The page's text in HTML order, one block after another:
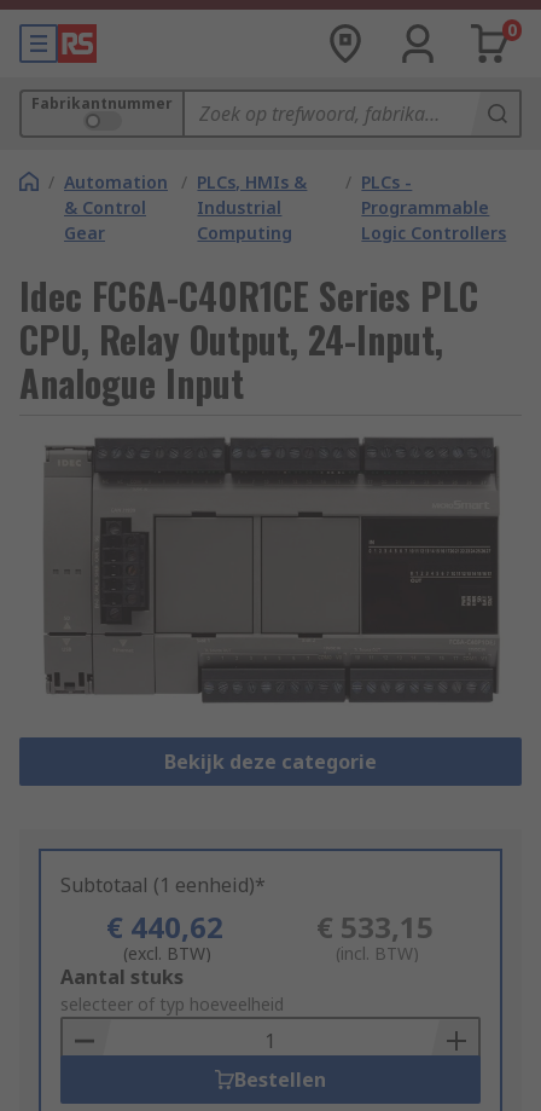
0
Fabrikantnummer
/ Automation
& Control
Gear
/ PLCs, HMIs &
Industrial
Computing
/ PLCs -
Programmable
Logic Controllers
Idec FC6A-C40R1CE Series PLC
CPU, Relay Output, 24-Input,
Analogue Input
Bekijk deze categorie
Subtotaal (1 eenheid)*
€ 440,62
(excl. BTW)
€ 533,15
(incl. BTW)
Add
to
Basket
Aantal stuks
selecteer of typ hoeveelheid
Bestellen